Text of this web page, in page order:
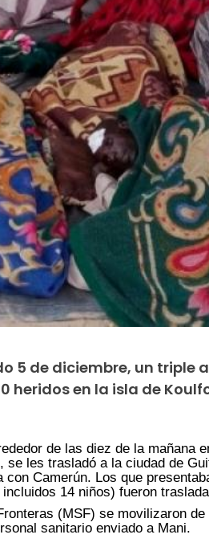
5 de diciembre, un triple
heridos en la isla de
de las diez de la
se les trasladó a la ciudad de
Camerún. Los que
14 niños) fueron
(MSF) se movilizaron
sanitario enviado a Mani.